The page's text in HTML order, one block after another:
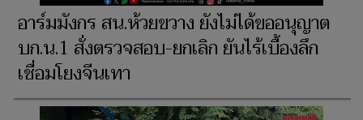
อาร์มมังกร สน.ห้วยขวาง ยังไม่ได้ขออนุญาต
บก.น.1 สั่งตรวจสอบ-ยกเลิก ยันไร้เบื้องลึก
เชื่อมโยงจีนเทา